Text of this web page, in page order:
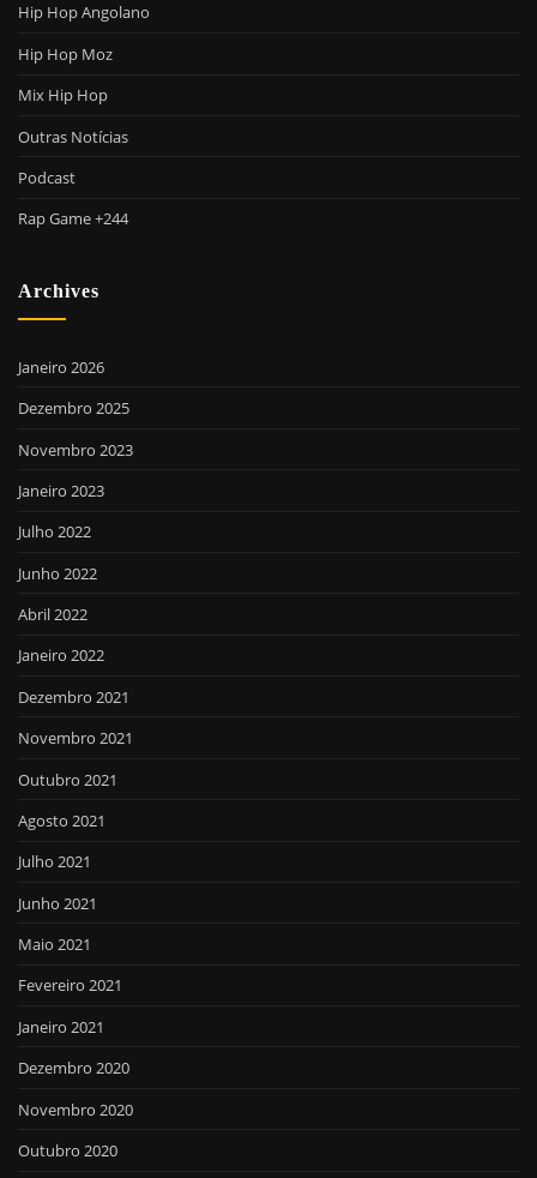
Hip Hop Angolano
Hip Hop Moz
Mix Hip Hop
Outras Notícias
Podcast
Rap Game +244
Archives
Janeiro 2026
Dezembro 2025
Novembro 2023
Janeiro 2023
Julho 2022
Junho 2022
Abril 2022
Janeiro 2022
Dezembro 2021
Novembro 2021
Outubro 2021
Agosto 2021
Julho 2021
Junho 2021
Maio 2021
Fevereiro 2021
Janeiro 2021
Dezembro 2020
Novembro 2020
Outubro 2020